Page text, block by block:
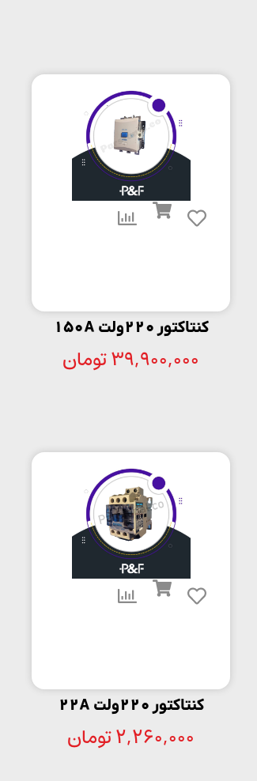
کنتاکتور 220ولت 150A
39,900,000تومان
کنتاکتور 220ولت 22A
2,260,000تومان